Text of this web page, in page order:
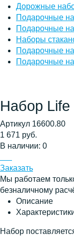
Дорожные
Подарочные
Подарочные
Наборы
Подарочные
Подарочные
Набор Life
Артикул 16600.80
1 671 руб.
В наличии: 0
Заказать
Мы работаем
безналичному
Описание
Набор